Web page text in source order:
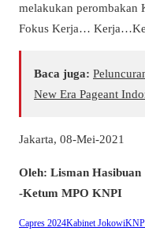
melakukan perombakan
Fokus Kerja…
Baca juga:
New Era Pageant
Jakarta, 08-Mei-2021
Oleh: Lisman Hasibuan
-Ketum MPO KNPI
Capres 2024Kabinet Jokowi